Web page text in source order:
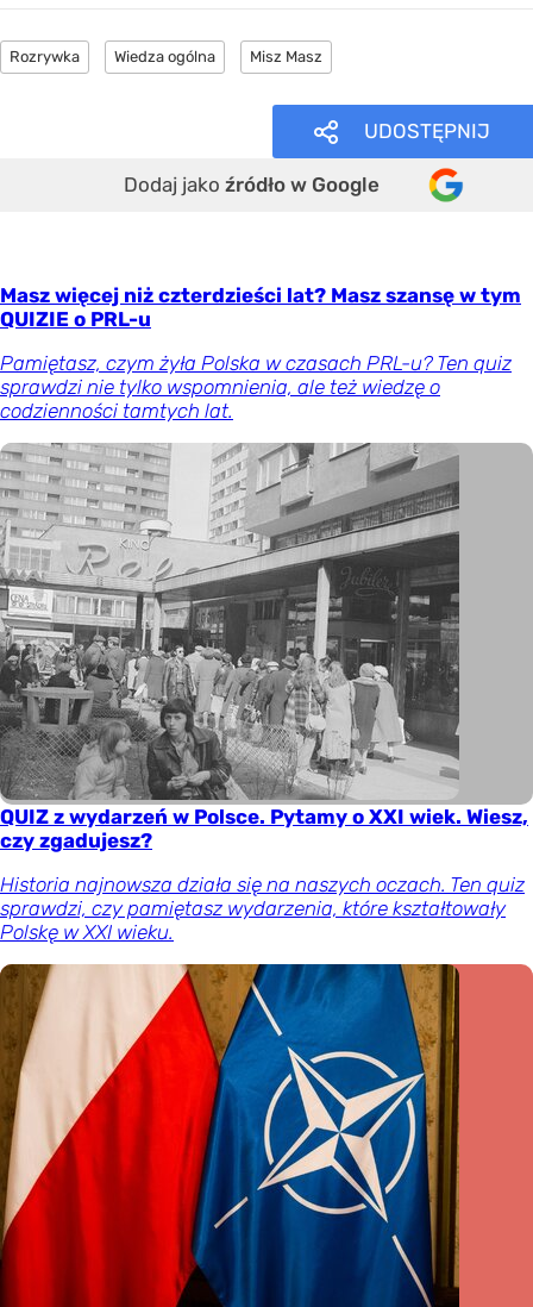
Rozrywka Wiedza ogólna Misz Masz
UDOSTĘPNIJ
Dodaj jako źródło w Google
Masz więcej niż czterdzieści lat? Masz szansę w tym
QUIZIE o PRL-u
Pamiętasz, czym żyła Polska w czasach PRL-u? Ten quiz
sprawdzi nie tylko wspomnienia, ale też wiedzę o
codzienności tamtych lat.
QUIZ z wydarzeń w Polsce. Pytamy o XXI wiek. Wiesz,
czy zgadujesz?
Historia najnowsza działa się na naszych oczach. Ten quiz
sprawdzi, czy pamiętasz wydarzenia, które kształtowały
Polskę w XXI wieku.